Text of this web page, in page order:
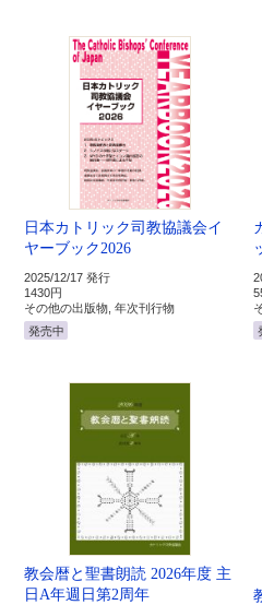
日本カトリック司教協議会イ
ヤーブック2026
2025/12/17 発行
1430円
その他の出版物, 年次刊行物
発売中
教会暦と聖書朗読 2026年度 主
日A年週日第2周年